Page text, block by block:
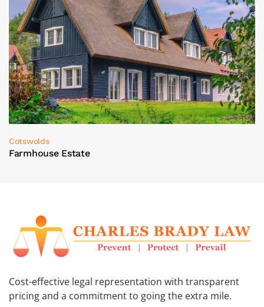
Cotswolds
Farmhouse Estate
Cost-effective legal representation with transparent
pricing and a commitment to going the extra mile.